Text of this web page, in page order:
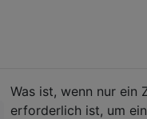
Was ist, wenn nur ein
erforderlich ist, um